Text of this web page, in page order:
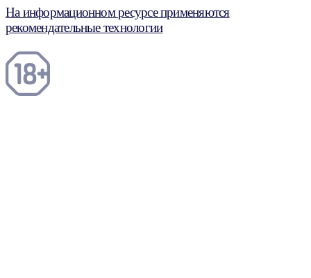
На информационном ресурсе применяются
рекомендательные технологии